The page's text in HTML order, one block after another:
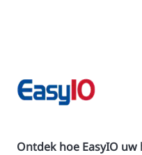
Ontdek hoe EasyIO